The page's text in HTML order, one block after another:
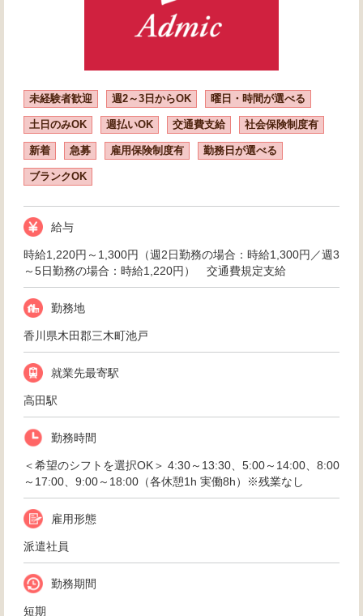
未経験者歓迎 週2～3日からOK 曜日・時間が選べる
土日のみOK 週払いOK 交通費支給 社会保険制度有
新着 急募 雇用保険制度有 勤務日が選べる
ブランクOK
給与
時給1,220円～1,300円（週2日勤務の場合：時給1,300円／週3
～5日勤務の場合：時給1,220円） 交通費規定支給
勤務地
香川県木田郡三木町池戸
就業先最寄駅
高田駅
勤務時間
＜希望のシフトを選択OK＞ 4:30～13:30、5:00～14:00、8:00
～17:00、9:00～18:00（各休憩1h 実働8h）※残業なし
雇用形態
派遣社員
勤務期間
短期